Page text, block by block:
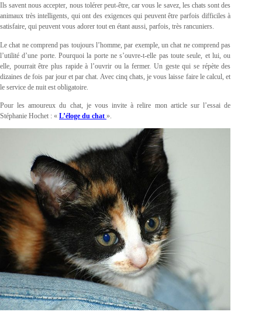
Ils savent nous accepter, nous tolérer peut-être, car vous le savez, les chats sont des
animaux très intelligents, qui ont des exigences qui peuvent être parfois difficiles à
satisfaire, qui peuvent vous adorer tout en étant aussi, parfois, très rancuniers.
Le chat ne comprend pas toujours l’homme, par exemple, un chat ne comprend pas
l’utilité d’une porte. Pourquoi la porte ne s’ouvre-t-elle pas toute seule, et lui, ou
elle, pourrait être plus rapide à l’ouvrir ou la fermer. Un geste qui se répète des
dizaines de fois par jour et par chat. Avec cinq chats, je vous laisse faire le calcul, et
le service de nuit est obligatoire.
Pour les amoureux du chat, je vous invite à relire mon article sur l’essai de
Stéphanie Hochet : « L’éloge du chat ».